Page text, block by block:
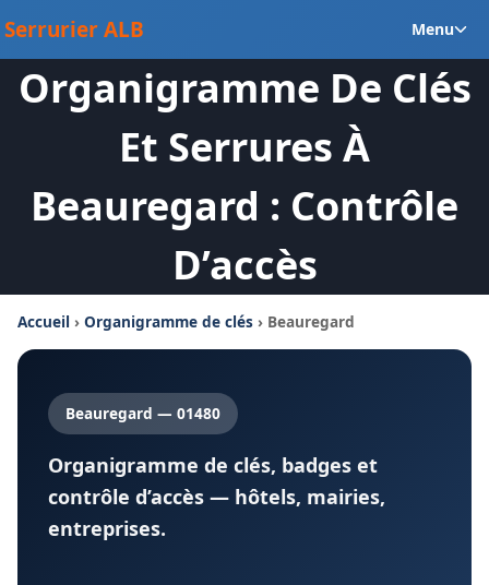
au
contenu
Serrurier ALB Menu
Organigramme De Clés
Et Serrures À
Beauregard : Contrôle
D’accès
Accueil › Organigramme de clés › Beauregard
Beauregard — 01480
Organigramme de clés, badges et
contrôle d’accès — hôtels, mairies,
entreprises.